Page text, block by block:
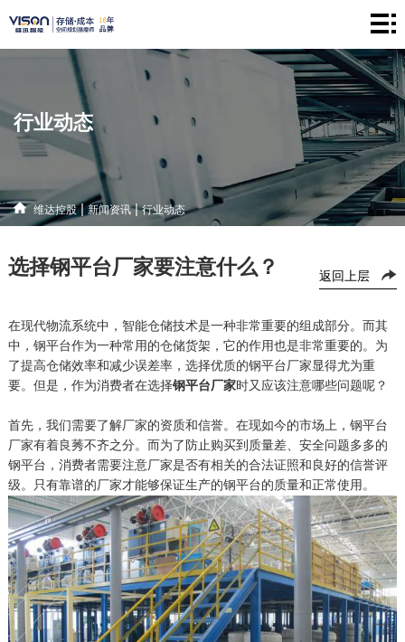
维
心
闻
资
讯
解
决
方
联
系
式
行业动态
维达控股|新闻资讯|行业动态
选择钢平台厂家要注意什么？ 返回上层
在现代物流系统中，智能仓储技术是一种非常重要的组成部分。而其
中，钢平台作为一种常用的仓储货架 ，它的作用也是非常重要的。为
了提高仓储效率和减少误差率，选择优质的钢平台厂家显得尤为重
要。但是，作为消费者在选择钢平台厂家时又应该注意哪些问题呢？
首先，我们需要了解厂家的资质和信誉。在现如今的市场上，钢平台
厂家有着良莠不齐之分。而为了防止购买到质量差、安全问题多多的
钢平台，消费者需要注意厂家是否有相关的合法证照和良好的信誉评
级。只有靠谱的厂家才能够保证生产的钢平台的质量和正常使用。